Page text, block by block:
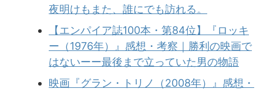
夜明けもまた、誰にでも訪れる。
【エンパイア誌100本・第84位】『ロッキ
ー（1976年）』感想・考察｜勝利の映画で
はないーー最後まで立っていた男の物語
映画『グラン・トリノ（2008年）』感想・